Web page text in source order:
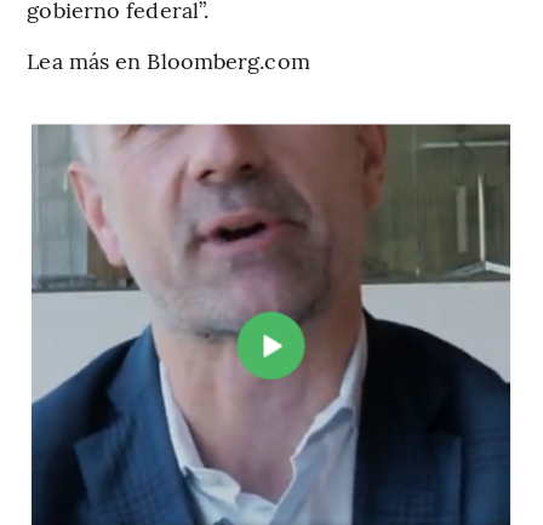
gobierno federal”.
Lea más en Bloomberg.com